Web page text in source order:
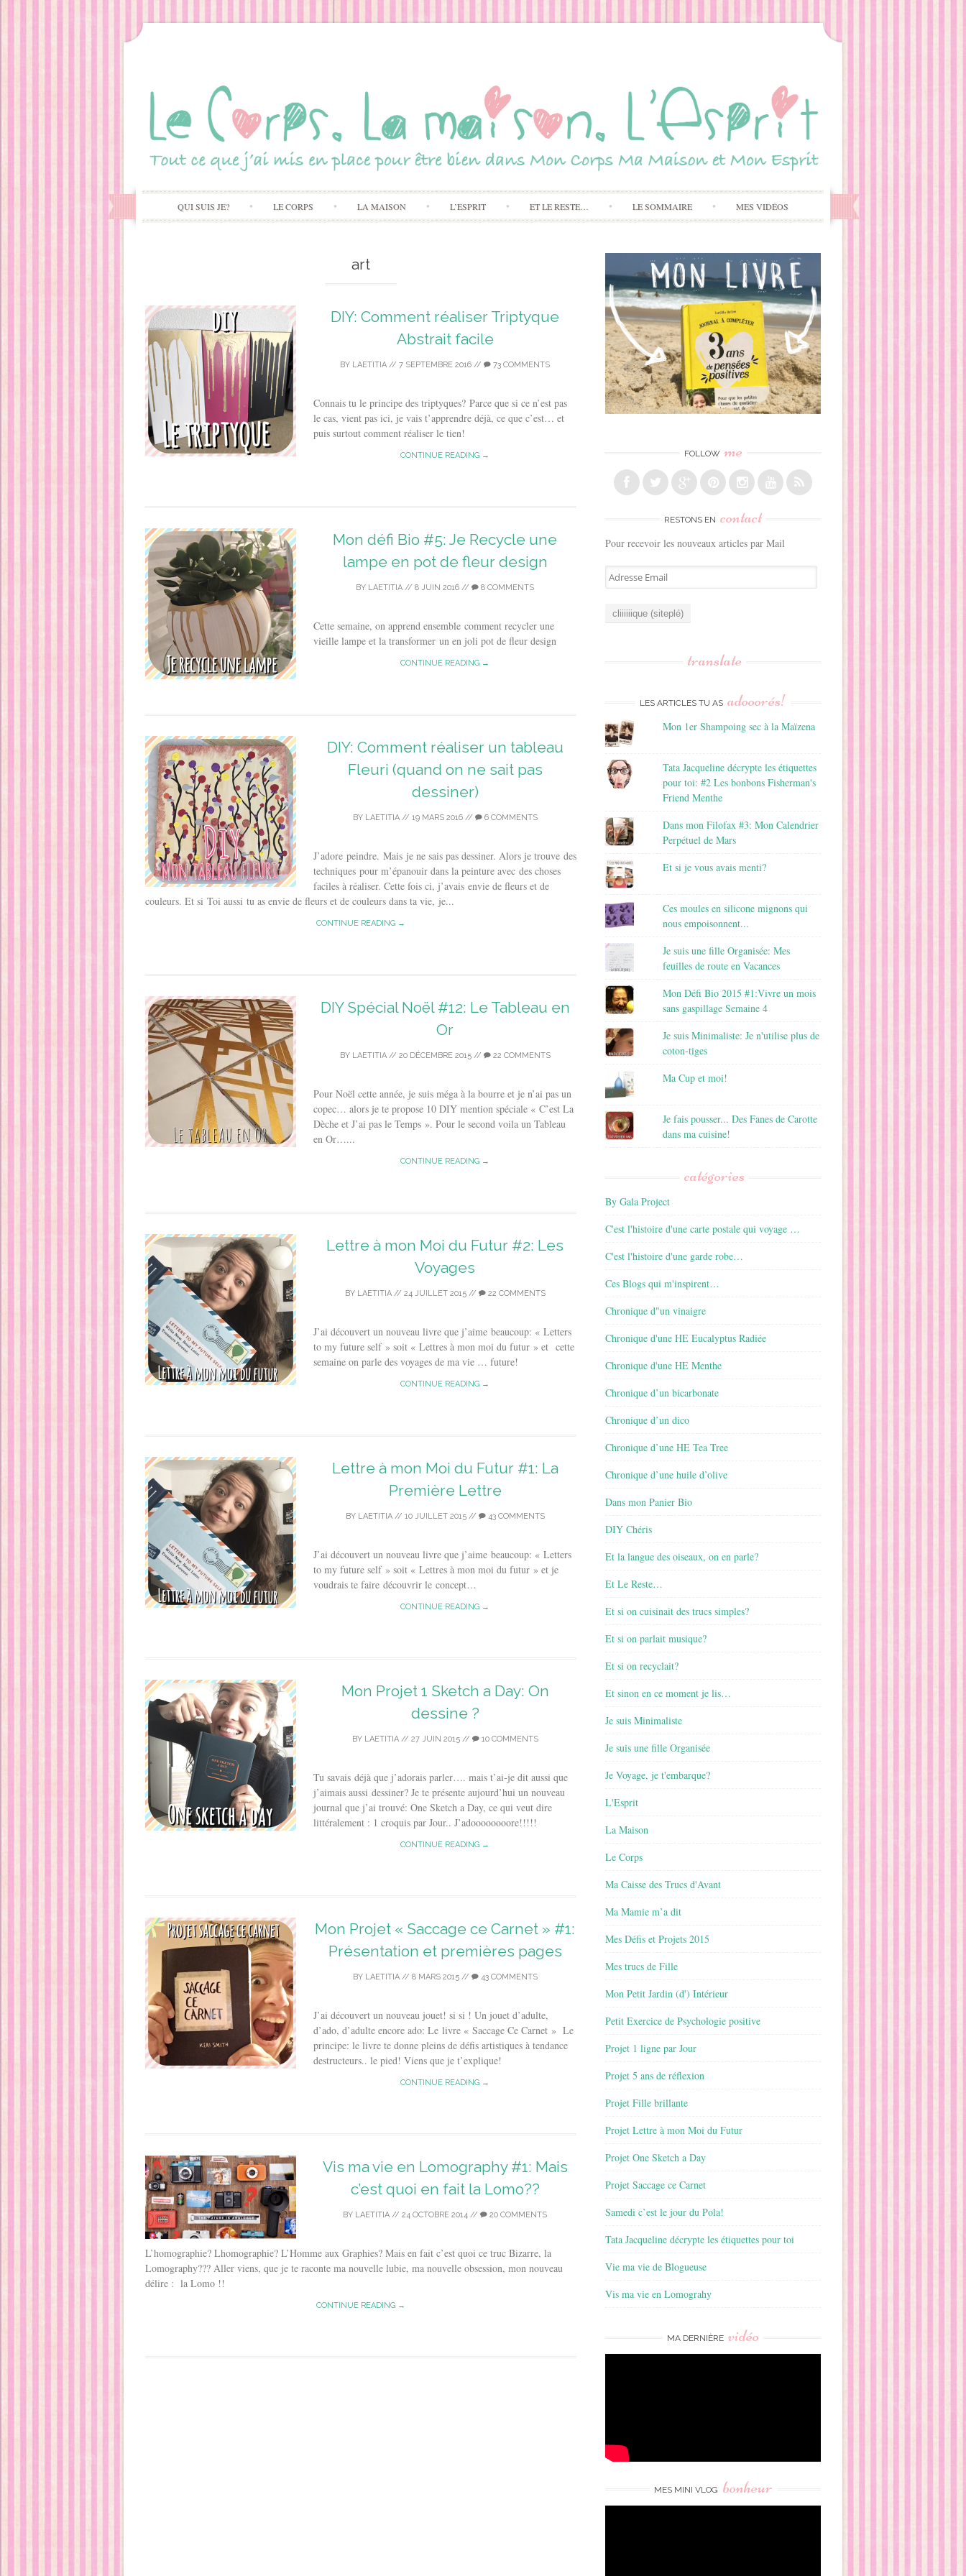
QUI SUIS JE? LE CORPS LA MAISON L’ESPRIT ET LE RESTE… LE SOMMAIRE MES VIDÉOS
art
DIY: Comment réaliser Triptyque
Abstrait facile
BY LAETITIA // 7 SEPTEMBRE 2016 // 73 COMMENTS
Connais tu le principe des triptyques? Parce que si ce n’est pas
le cas, vient pas ici, je vais t’apprendre déjà, ce que c’est… et
puis surtout comment réaliser le tien!
CONTINUE READING →
Mon défi Bio #5: Je Recycle une
lampe en pot de fleur design
BY LAETITIA // 8 JUIN 2016 // 8 COMMENTS
Cette semaine, on apprend ensemble comment recycler une
vieille lampe et la transformer un en joli pot de fleur design
CONTINUE READING →
DIY: Comment réaliser un tableau
Fleuri (quand on ne sait pas
dessiner)
BY LAETITIA// 19 MARS 2016// 6 COMMENTS
J’adore peindre. Mais je ne sais pas dessiner. Alors je trouve des
techniques pour m’épanouir dans la peinture avec des choses
faciles à réaliser. Cette fois ci, j’avais envie de fleurs et de
couleurs. Et si Toi aussi tu as envie de fleurs et de couleurs dans ta vie, je...
CONTINUE READING →
DIY Spécial Noël #12: Le Tableau en
Or
BY LAETITIA// 20 DÉCEMBRE 2015// 22 COMMENTS
Pour Noël cette année, je suis méga à la bourre et je n’ai pas un
copec… alors je te propose 10 DIY mention spéciale « C’est La
Dèche et J’ai pas le Temps ». Pour le second voila un Tableau
en Or…...
CONTINUE READING →
Lettre à mon Moi du Futur #2: Les
Voyages
BY LAETITIA// 24 JUILLET 2015// 22 COMMENTS
J’ai découvert un nouveau livre que j’aime beaucoup: « Letters
to my future self » soit « Lettres à mon moi du futur » et cette
semaine on parle des voyages de ma vie … future!
CONTINUE READING →
Lettre à mon Moi du Futur #1: La
Première Lettre
BY LAETITIA// 10 JUILLET 2015// 43 COMMENTS
J’ai découvert un nouveau livre que j’aime beaucoup: « Letters
to my future self » soit « Lettres à mon moi du futur » et je
voudrais te faire découvrir le concept…
CONTINUE READING →
Mon Projet 1 Sketch a Day: On
dessine ?
BY LAETITIA// 27 JUIN 2015// 10 COMMENTS
Tu savais déjà que j’adorais parler…. mais t’ai-je dit aussi que
j’aimais aussi dessiner? Je te présente aujourd’hui un nouveau
journal que j’ai trouvé: One Sketch a Day, ce qui veut dire
littéralement : 1 croquis par Jour.. J’adoooooooore!!!!!
CONTINUE READING →
Mon Projet « Saccage ce Carnet » #1:
Présentation et premières pages
BY LAETITIA// 8 MARS 2015// 43 COMMENTS
J’ai découvert un nouveau jouet! si si ! Un jouet d’adulte,
d’ado, d’adulte encore ado: Le livre « Saccage Ce Carnet » Le
principe: le livre te donne pleins de défis artistiques à tendance
destructeurs.. le pied! Viens que je t’explique!
CONTINUE READING →
Vis ma vie en Lomography #1: Mais
c’est quoi en fait la Lomo??
BY LAETITIA // 24 OCTOBRE 2014 // 20 COMMENTS
L’homographie? Lhomographie? L’Homme aux Graphies? Mais en fait c’est quoi ce truc Bizarre, la
Lomography??? Aller viens, que je te raconte ma nouvelle lubie, ma nouvelle obsession, mon nouveau
délire : la Lomo !!
CONTINUE READING →
FOLLOW me
RESTONS EN contact
Pour recevoir les nouveaux articles par Mail
A
d
i
l
translate
LES ARTICLES TU AS adooorés!
Mon 1er Shampoing sec à la Maïzena
Tata Jacqueline décrypte les étiquettes
pour toi: #2 Les bonbons Fisherman's
Friend Menthe
Dans mon Filofax #3: Mon Calendrier
Perpétuel de Mars
Et si je vous avais menti?
Ces moules en silicone mignons qui
nous empoisonnent...
Je suis une fille Organisée: Mes
feuilles de route en Vacances
Mon Défi Bio 2015 #1:Vivre un mois
sans gaspillage Semaine 4
Je suis Minimaliste: Je n'utilise plus de
coton-tiges
Ma Cup et moi!
Je fais pousser... Des Fanes de Carotte
dans ma cuisine!
catégories
By Gala Project
C'est l'histoire d'une carte postale qui voyage …
C'est l'histoire d'une garde robe…
Ces Blogs qui m'inspirent…
Chronique d"un vinaigre
Chronique d'une HE Eucalyptus Radiée
Chronique d'une HE Menthe
Chronique d’un bicarbonate
Chronique d’un dico
Chronique d’une HE Tea Tree
Chronique d’une huile d’olive
Dans mon Panier Bio
DIY Chéris
Et la langue des oiseaux, on en parle?
Et Le Reste…
Et si on cuisinait des trucs simples?
Et si on parlait musique?
Et si on recyclait?
Et sinon en ce moment je lis…
Je suis Minimaliste
Je suis une fille Organisée
Je Voyage, je t'embarque?
L'Esprit
La Maison
Le Corps
Ma Caisse des Trucs d'Avant
Ma Mamie m’a dit
Mes Défis et Projets 2015
Mes trucs de Fille
Mon Petit Jardin (d') Intérieur
Petit Exercice de Psychologie positive
Projet 1 ligne par Jour
Projet 5 ans de réflexion
Projet Fille brillante
Projet Lettre à mon Moi du Futur
Projet One Sketch a Day
Projet Saccage ce Carnet
Samedi c’est le jour du Pola!
Tata Jacqueline décrypte les étiquettes pour toi
Vie ma vie de Blogueuse
Vis ma vie en Lomograhy
MA DERNIÈRE vidéo
MES MINI VLOG bonheur